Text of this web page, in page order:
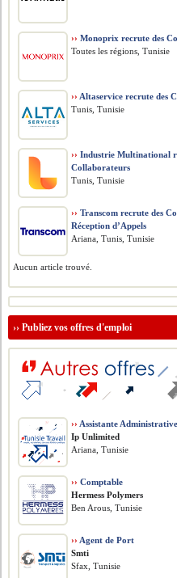
›› Monoprix recrute des
Toutes les régions, Tunisie
›› Altaservice recrute des
Tunis, Tunisie
›› Industrie Multinational
Collaborateurs
Tunis, Tunisie
›› Transcom recrute des
Réception d’Appels
Ariana, Tunis, Tunisie
Aucun article trouvé.
››Publiez vos offres d'emploi
›› Assistante Administrative
Ip Unlimited
Ariana, Tunisie
›› Comptable
Hermess Polymers
Ben Arous, Tunisie
›› Agent de Port
Smti
Sfax, Tunisie